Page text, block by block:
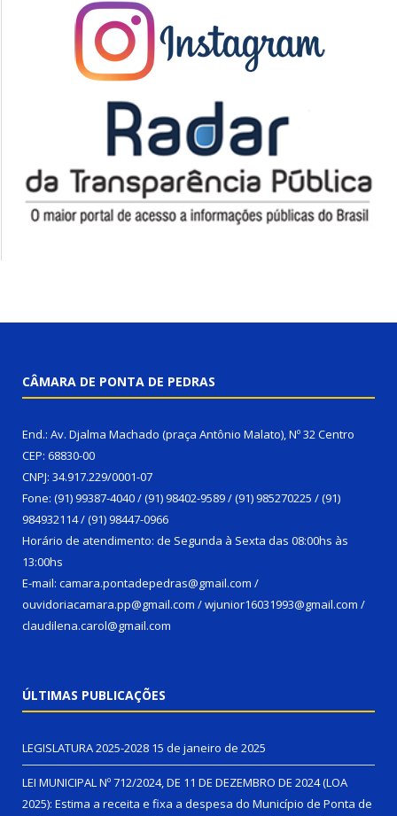
CÂMARA DE PONTA DE PEDRAS
End.: Av. Djalma Machado (praça Antônio Malato), Nº 32 Centro
CEP: 68830-00
CNPJ: 34.917.229/0001-07
Fone: (91) 99387-4040 / (91) 98402-9589 / (91) 985270225 / (91)
984932114 / (91) 98447-0966
Horário de atendimento: de Segunda à Sexta das 08:00hs às
13:00hs
E-mail: camara.pontadepedras@gmail.com /
ouvidoriacamara.pp@gmail.com / wjunior16031993@gmail.com /
claudilena.carol@gmail.com
ÚLTIMAS PUBLICAÇÕES
LEGISLATURA 2025-2028 15 de janeiro de 2025
LEI MUNICIPAL Nº 712/2024, DE 11 DE DEZEMBRO DE 2024 (LOA
2025): Estima a receita e fixa a despesa do Município de Ponta de